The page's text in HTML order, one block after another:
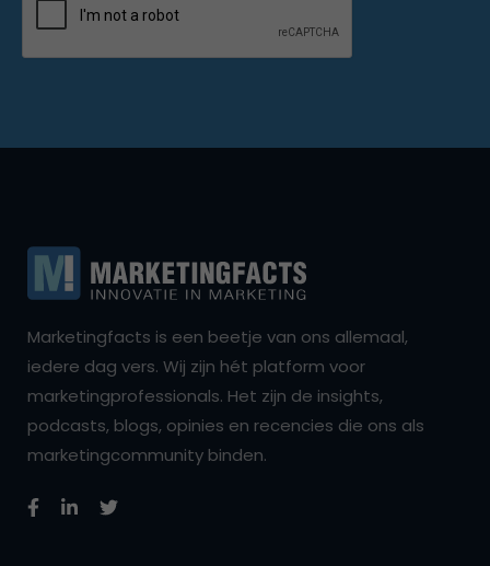
Marketingfacts is een beetje van ons allemaal,
iedere dag vers. Wij zijn hét platform voor
marketingprofessionals. Het zijn de insights,
podcasts, blogs, opinies en recencies die ons als
marketingcommunity binden.